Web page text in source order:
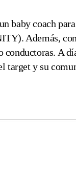
baby coach
Además,
A
target y su